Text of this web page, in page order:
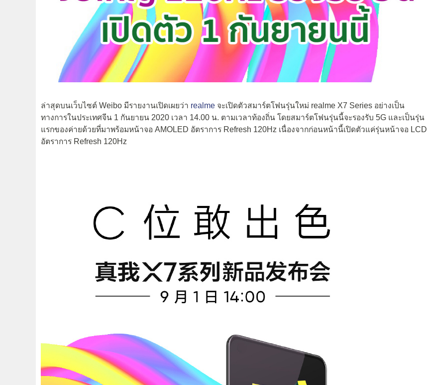
ล่าสุดบนเว็บไซต์ Weibo มีรายงานเปิดเผยว่า realme จะเปิดตัวสมาร์ตโฟนรุ่นใหม่ realme X7 Series อย่างเป็น
ทางการในประเทศจีน 1 กันยายน 2020 เวลา 14.00 น. ตามเวลาท้องถิ่น โดยสมาร์ตโฟนรุ่นนี้จะรองรับ 5G และเป็นรุ่น
แรกของค่ายด้วยที่มาพร้อมหน้าจอ AMOLED อัตราการ Refresh 120Hz เนื่องจากก่อนหน้านี้เปิดตัวแค่รุ่นหน้าจอ LCD
อัตราการ Refresh 120Hz